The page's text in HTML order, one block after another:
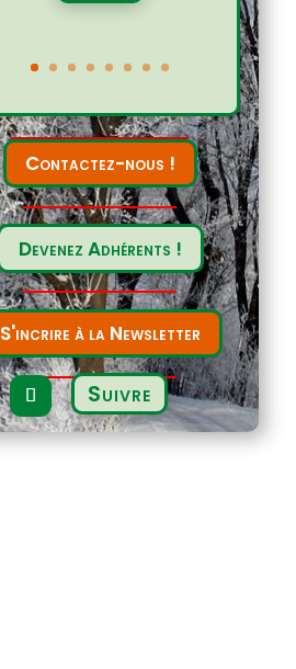
Contactez-nous !
Devenez Adhérents !
S'incrire à la Newsletter
Suivre